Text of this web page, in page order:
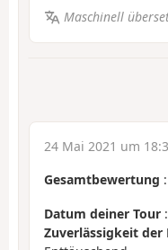
Maschinell
24 Mai 2021 um
Gesamtbewertung :
Datum deiner Tour
Zuverlässigkeit der